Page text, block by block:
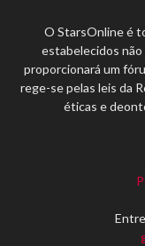
O StarsOnline é
estabelecidos
proporcionará um
rege-se pelas leis da
éticas e